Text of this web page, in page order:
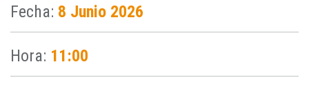
Fecha: 8 Junio 2026
Hora: 11:00